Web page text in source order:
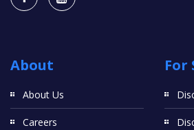
About
About Us
Careers
For